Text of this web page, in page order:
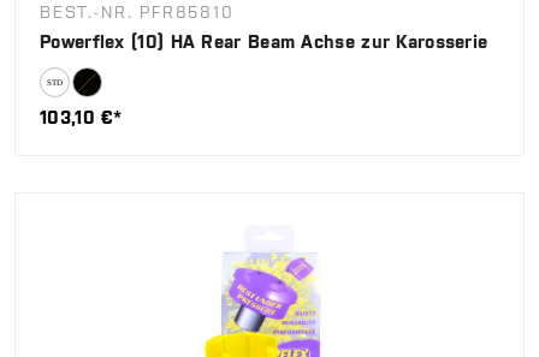
BEST.-NR. PFR85810
Powerflex (10) HA Rear Beam Achse zur Karosserie
103,10 €*